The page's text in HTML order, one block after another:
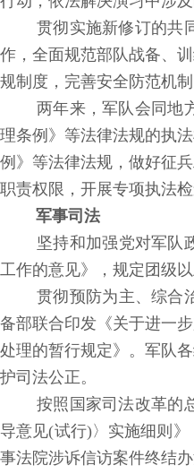
贯彻实施新修订的共
作，全面规范部队战备、
规制度，完善安全防范机
两年来，军队会同地
理条例》等法律法规的执
例》等法律法规，做好征
职责权限，开展专项执法检
军事司法
坚持和加强党对军队
工作的意见》，规定团级
贯彻预防为主、综合
备部联合印发《关于进一
处理的暂行规定》。军队
护司法公正。
按照国家司法改革的
导意见(试行)〉实施细则
事法院涉诉信访案件终结